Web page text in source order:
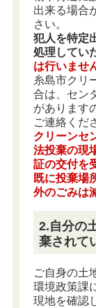
出来る場合
さい。
犯人を特定
処理してい
は行いませ
糸島市クリ
合は、セン
があります
ご連絡くだ
クリーンセ
法投棄の現
証の交付を
既に投棄場
外のごみは
2.自分の
棄されて
ご自身の土
環境政策課
現地を確認